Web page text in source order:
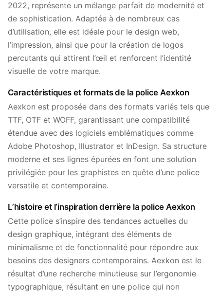
2022, représente un mélange parfait de modernité et
de sophistication. Adaptée à de nombreux cas
d’utilisation, elle est idéale pour le design web,
l’impression, ainsi que pour la création de logos
percutants qui attirent l’œil et renforcent l’identité
visuelle de votre marque.
Caractéristiques et formats de la police Aexkon
Aexkon est proposée dans des formats variés tels que
TTF, OTF et WOFF, garantissant une compatibilité
étendue avec des logiciels emblématiques comme
Adobe Photoshop, Illustrator et InDesign. Sa structure
moderne et ses lignes épurées en font une solution
privilégiée pour les graphistes en quête d’une police
versatile et contemporaine.
L’histoire et l’inspiration derrière la police Aexkon
Cette police s’inspire des tendances actuelles du
design graphique, intégrant des éléments de
minimalisme et de fonctionnalité pour répondre aux
besoins des designers contemporains. Aexkon est le
résultat d’une recherche minutieuse sur l’ergonomie
typographique, résultant en une police qui non